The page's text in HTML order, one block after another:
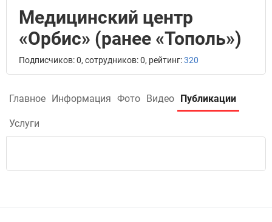
Медицинский центр
«Орбис» (ранее «Тополь»)
Подписчиков: 0, сотрудников: 0, рейтинг:320
Главное Информация Фото Видео Публикации
Услуги